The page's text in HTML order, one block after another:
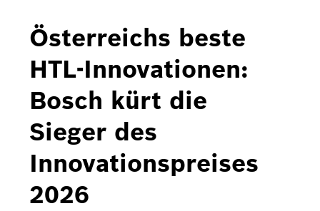
Buderus
Pressemappen
Hausgeräte
Downloads
Pressemappen
Fotos
Österreichs beste
HTL-Innovationen:
Bosch kürt die
Sieger des
Innovationspreises
2026